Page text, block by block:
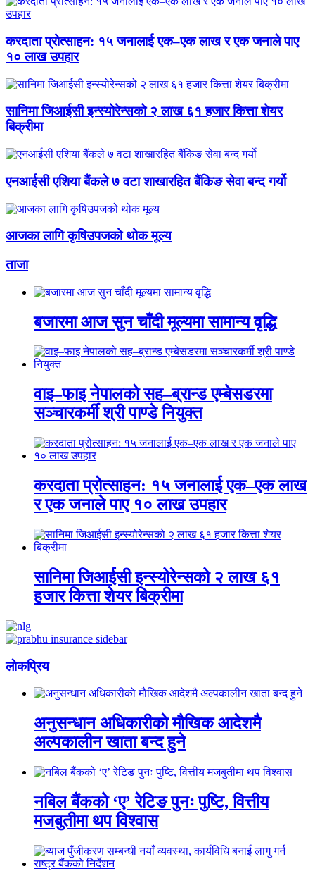
करदाता प्रोत्साहन: १५ जनालाई एक–एक लाख र एक जनाले पाए
१० लाख उपहार
सानिमा जिआईसी इन्स्योरेन्सको २ लाख ६१ हजार कित्ता शेयर
बिक्रीमा
एनआईसी एशिया बैंकले ७ वटा शाखारहित बैंकिङ सेवा बन्द गर्यो
आजका लागि कृषिउपजको थोक मूल्य
ताजा
बजारमा आज सुन चाँदी मूल्यमा सामान्य वृद्धि
वाइ–फाइ नेपालको सह–ब्रान्ड एम्बेसडरमा
सञ्चारकर्मी श्री पाण्डे नियुक्त
करदाता प्रोत्साहन: १५ जनालाई एक–एक लाख
र एक जनाले पाए १० लाख उपहार
सानिमा जिआईसी इन्स्योरेन्सको २ लाख ६१
हजार कित्ता शेयर बिक्रीमा
लाेकप्रिय
अनुसन्धान अधिकारीकाे माैखिक आदेशमै
अल्पकालीन खाता बन्द हुने
नबिल बैंकको ‘ए’ रेटिङ पुनः पुष्टि, वित्तीय
मजबुतीमा थप विश्वास